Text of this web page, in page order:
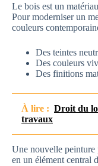
Le bois est un
Pour moderniser un
couleurs
Des teintes
Des couleurs
Des finitions
À lire : Droit du
travaux
Une nouvelle peinture
en un élément central